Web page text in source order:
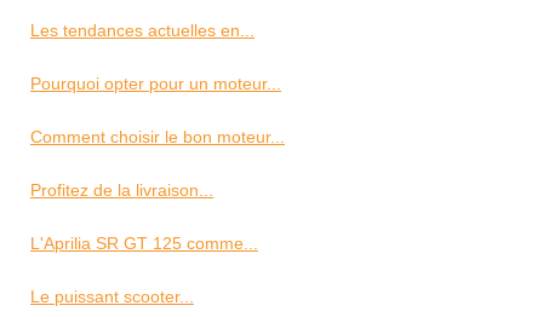
Les tendances actuelles en...
Pourquoi opter pour un moteur...
Comment choisir le bon moteur...
Profitez de la livraison...
L'Aprilia SR GT 125 comme...
Le puissant scooter...